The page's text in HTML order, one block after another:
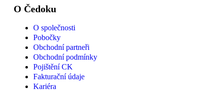
O Čedoku
O společnosti
Pobočky
Obchodní partneři
Obchodní podmínky
Pojištění CK
Fakturační údaje
Kariéra